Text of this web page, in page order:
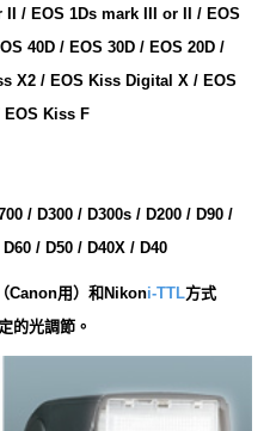
II / EOS 1Ds mark III or II / EOS
40D / EOS 30D / EOS 20D /
X2 / EOS Kiss Digital X / EOS
Kiss F
/ D300 / D300s / D200 / D90 /
/ D50 / D40X / D40
Canon用）和Nikoni-TTL方式
的光調節。